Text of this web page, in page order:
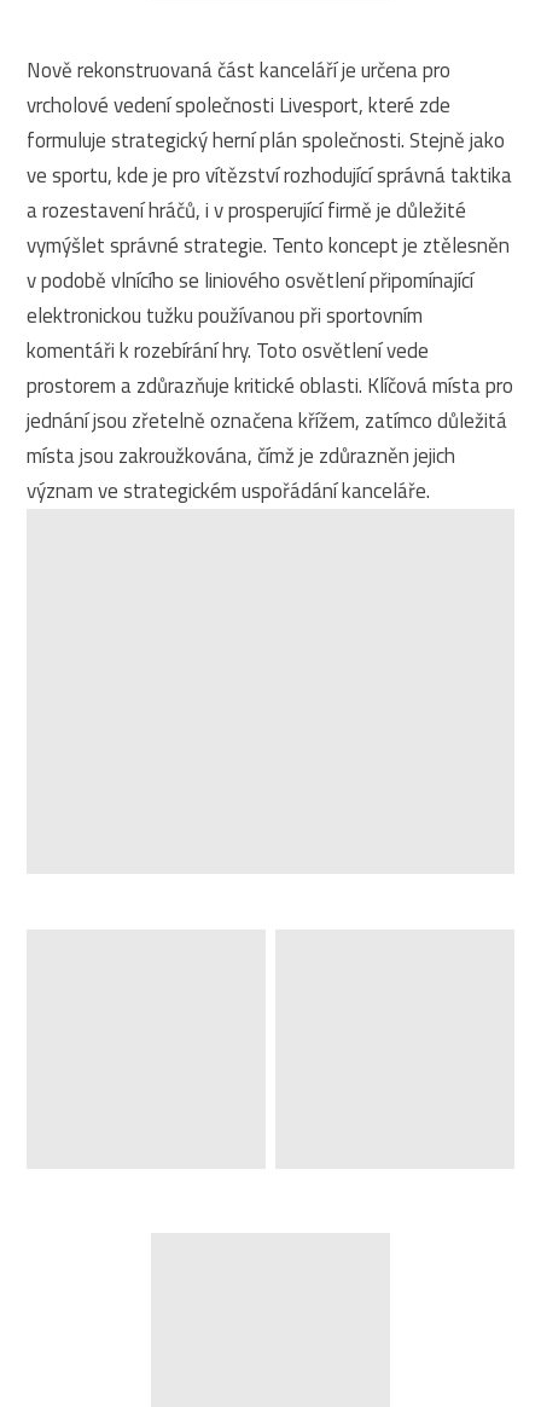
Nově rekonstruovaná část kanceláří je určena pro
vrcholové vedení společnosti Livesport, které zde
formuluje strategický herní plán společnosti. Stejně jako
ve sportu, kde je pro vítězství rozhodující správná taktika
a rozestavení hráčů, i v prosperující firmě je důležité
vymýšlet správné strategie. Tento koncept je ztělesněn
v podobě vlnícího se liniového osvětlení připomínající
elektronickou tužku používanou při sportovním
komentáři k rozebírání hry. Toto osvětlení vede
prostorem a zdůrazňuje kritické oblasti. Klíčová místa pro
jednání jsou zřetelně označena křížem, zatímco důležitá
místa jsou zakroužkována, čímž je zdůrazněn jejich
význam ve strategickém uspořádání kanceláře.